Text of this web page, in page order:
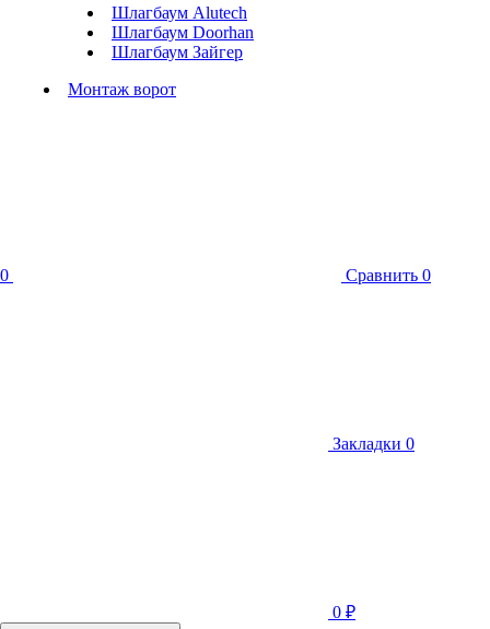
Шлагбаум Alutech
Шлагбаум Doorhan
Шлагбаум Зайгер
Монтаж ворот
0 Сравнить 0
Закладки 0
0 ₽